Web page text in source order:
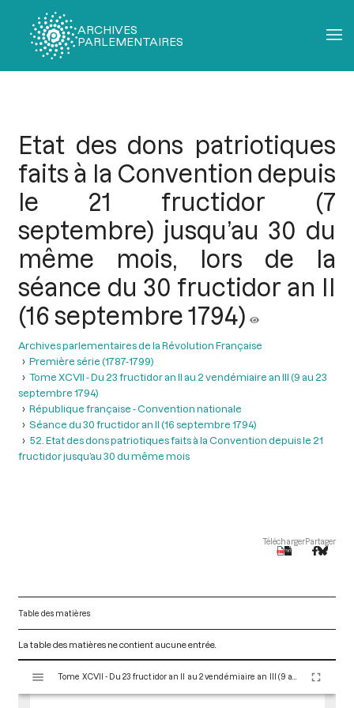
ARCHIVES
PARLEMENTAIRES
Etat des dons patriotiques
faits à la Convention depuis
le 21 fructidor (7
septembre) jusqu’au 30 du
même mois, lors de la
séance du 30 fructidor an II
(16 septembre 1794)
Archives parlementaires de la Révolution Française
Première série (1787-1799)
Tome XCVII - Du 23 fructidor an II au 2 vendémiaire an III (9 au 23
septembre 1794)
République française - Convention nationale
Séance du 30 fructidor an II (16 septembre 1794)
52. Etat des dons patriotiques faits à la Convention depuis le 21
fructidor jusqu’au 30 du même mois
TéléchargerPartager
Table des matières
La table des matières ne contient aucune entrée.
s